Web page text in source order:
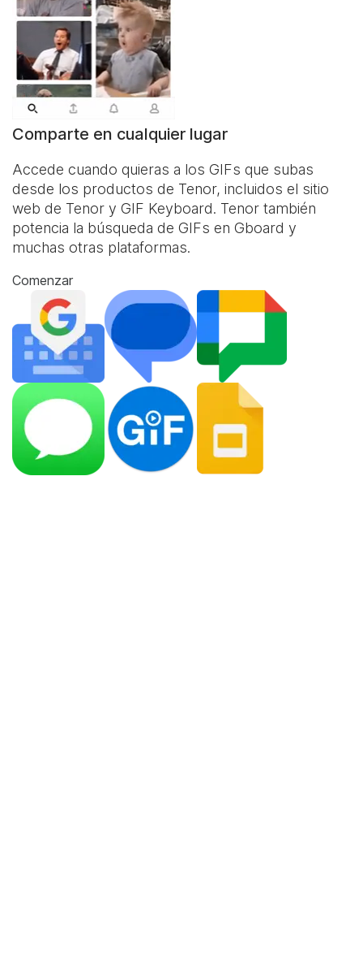
Comparte en cualquier lugar
Accede cuando quieras a los GIFs que subas
desde los productos de Tenor, incluidos el sitio
web de Tenor y GIF Keyboard. Tenor también
potencia la búsqueda de GIFs en Gboard y
muchas otras plataformas.
Comenzar